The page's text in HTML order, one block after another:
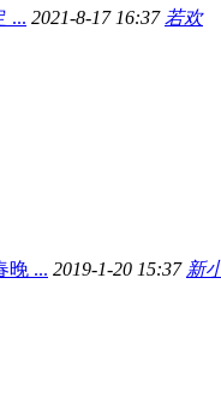
... 2021-8-17 16:37若欢
晚 ... 2019-1-20 15:37 新